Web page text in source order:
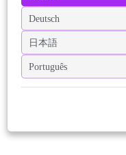
Deutsch
日本語
Português